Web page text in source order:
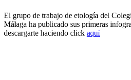
El grupo de trabajo de etología del
Málaga ha publicado sus primeras
descargarte haciendo click aquí